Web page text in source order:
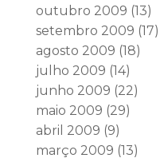
outubro 2009 (13)
setembro 2009 (17)
agosto 2009 (18)
julho 2009 (14)
junho 2009 (22)
maio 2009 (29)
abril 2009 (9)
março 2009 (13)